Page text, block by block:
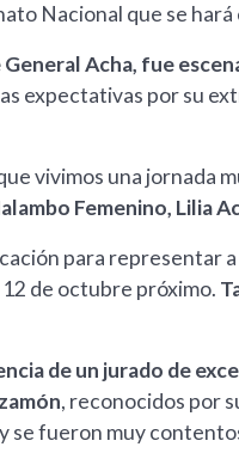
Nacional que se
Acha, fue
expectativas por su
vivimos una jornada
Femenino, Lilia
para representar
de octubre próximo.
de un jurado de
, reconocidos por
fueron muy